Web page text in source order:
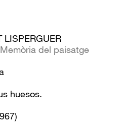
LISPERGUER
del paisatge
huesos.